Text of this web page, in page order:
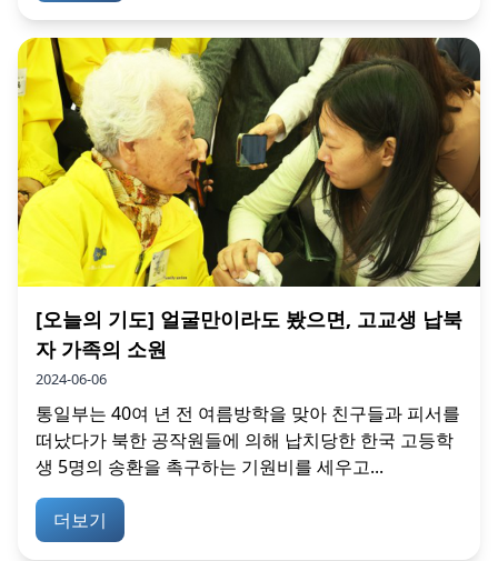
[오늘의 기도] 얼굴만이라도 봤으면, 고교생 납북
자 가족의 소원
2024-06-06
통일부는 40여 년 전 여름방학을 맞아 친구들과 피서를
떠났다가 북한 공작원들에 의해 납치당한 한국 고등학
생 5명의 송환을 촉구하는 기원비를 세우고...
더보기